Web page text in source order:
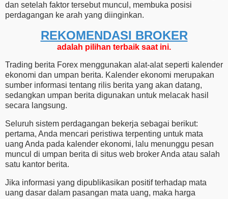
dan setelah faktor tersebut muncul, membuka posisi
perdagangan ke arah yang diinginkan.
REKOMENDASI ​​BROKER
adalah pilihan terbaik saat ini.
Trading berita Forex menggunakan alat-alat seperti kalender
ekonomi dan umpan berita. Kalender ekonomi merupakan
sumber informasi tentang rilis berita yang akan datang,
sedangkan umpan berita digunakan untuk melacak hasil
secara langsung.
Seluruh sistem perdagangan bekerja sebagai berikut:
pertama, Anda mencari peristiwa terpenting untuk mata
uang Anda pada kalender ekonomi, lalu menunggu pesan
muncul di umpan berita di situs web broker Anda atau salah
satu kantor berita.
Jika informasi yang dipublikasikan positif terhadap mata
uang dasar dalam pasangan mata uang, maka harga